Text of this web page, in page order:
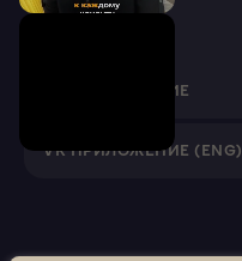
VR ПРИЛОЖЕНИЕ
VR ПРИЛОЖЕНИЕ (ENG)